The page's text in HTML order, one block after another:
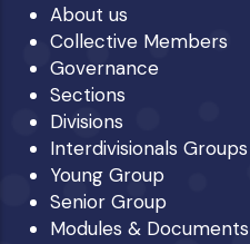
About us
Collective Members
Governance
Sections
Divisions
Interdivisionals Groups
Young Group
Senior Group
Modules & Documents